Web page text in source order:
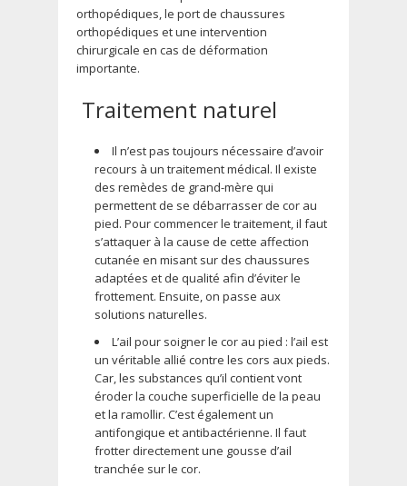
orthopédiques, le port de chaussures
orthopédiques et une intervention
chirurgicale en cas de déformation
importante.
Traitement naturel
Il n’est pas toujours nécessaire d’avoir
recours à un traitement médical. Il existe
des remèdes de grand-mère qui
permettent de se débarrasser de cor au
pied. Pour commencer le traitement, il faut
s’attaquer à la cause de cette affection
cutanée en misant sur des chaussures
adaptées et de qualité afin d’éviter le
frottement. Ensuite, on passe aux
solutions naturelles.
L’ail pour soigner le cor au pied : l’ail est
un véritable allié contre les cors aux pieds.
Car, les substances qu’il contient vont
éroder la couche superficielle de la peau
et la ramollir. C’est également un
antifongique et antibactérienne. Il faut
frotter directement une gousse d’ail
tranchée sur le cor.